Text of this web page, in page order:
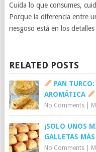
Cuida lo que consumes,
Porque la diferencia entre
riesgoso está en los
RELATED POSTS
PAN
AROMÁTICA
No Comments|
¡SOLO UNOS
GALLETAS
No Comments|